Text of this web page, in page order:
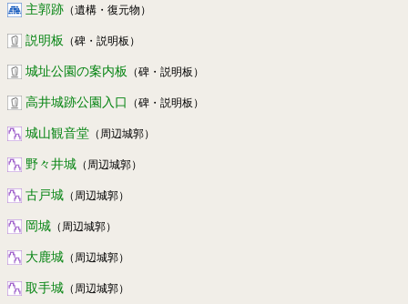
主郭跡 （遺構・復元物）
説明板 （碑・説明板）
城址公園の案内板 （碑・説明板）
高井城跡公園入口 （碑・説明板）
城山観音堂 （周辺城郭）
野々井城 （周辺城郭）
古戸城 （周辺城郭）
岡城 （周辺城郭）
大鹿城 （周辺城郭）
取手城 （周辺城郭）